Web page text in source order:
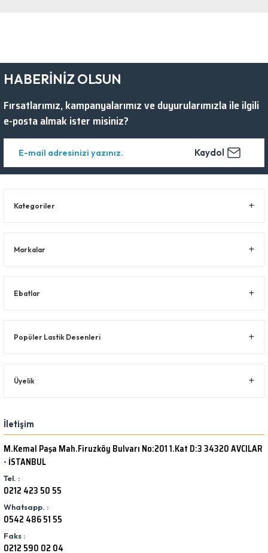
HABERİNİZ OLSUN
Fırsatlarımız, kampanyalarımız ve duyurularımızla ile ilgili
e-posta almak ister misiniz?
Kaydol
Kategoriler
Markalar
Ebatlar
Popüler Lastik Desenleri
Üyelik
İletişim
M.Kemal Paşa Mah.Firuzköy Bulvarı No:201 1.Kat D:3 34320 AVCILAR
- İSTANBUL
Tel. :
0212 423 50 55
Whatsapp. :
0542 486 51 55
Faks :
0212 590 02 04